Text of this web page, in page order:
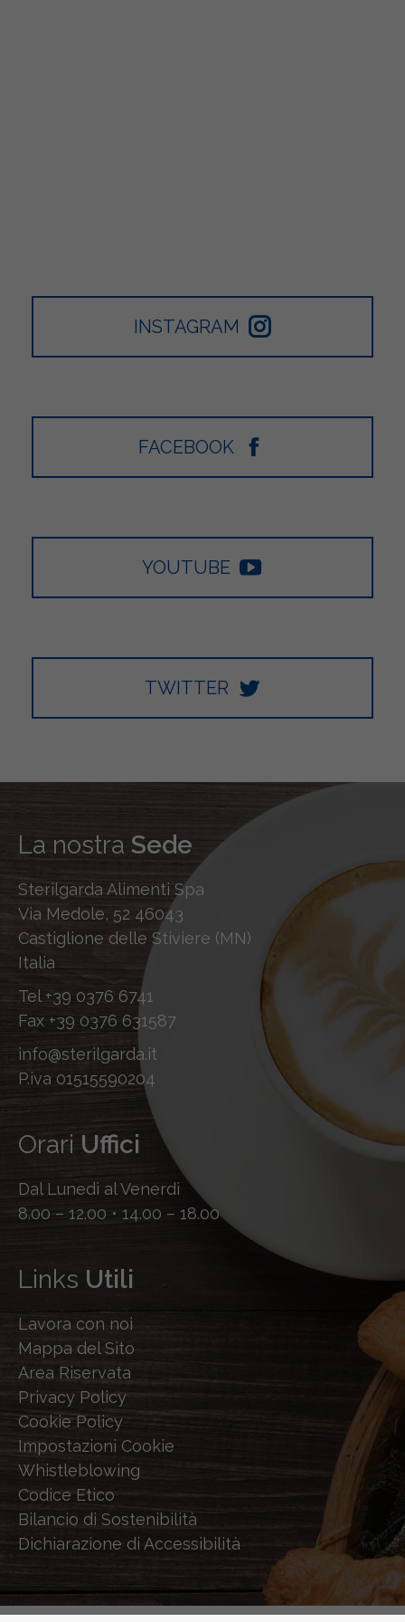
INSTAGRAM
FACEBOOK
YOUTUBE
TWITTER
La nostra Sede
Sterilgarda Alimenti Spa
Via Medole, 52 46043
Castiglione delle Stiviere (MN)
Italia
Tel +39 0376 6741
Fax +39 0376 631587
info@sterilgarda.it
P.iva 01515590204
Orari Uffici
Dal Lunedì al Venerdì
8.00 – 12.00 • 14.00 – 18.00
Links Utili
Lavora con noi
Mappa del Sito
Area Riservata
Privacy Policy
Cookie Policy
Impostazioni Cookie
Whistleblowing
Codice Etico
Bilancio di Sostenibilità
Dichiarazione di Accessibilità